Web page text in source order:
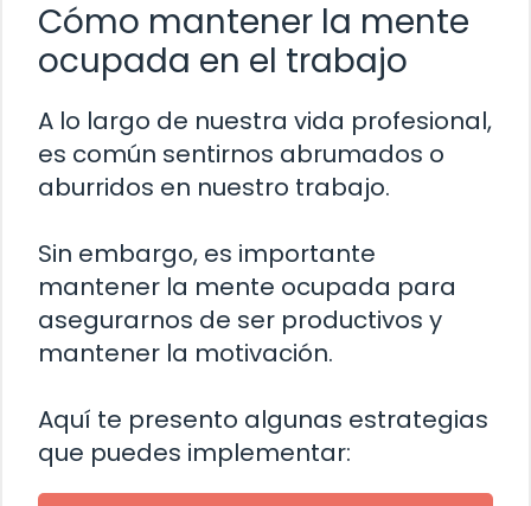
Cómo mantener la mente
ocupada en el trabajo
A lo largo de nuestra vida profesional,
es común sentirnos abrumados o
aburridos en nuestro trabajo.
Sin embargo, es importante
mantener la mente ocupada para
asegurarnos de ser productivos y
mantener la motivación.
Aquí te presento algunas estrategias
que puedes implementar: